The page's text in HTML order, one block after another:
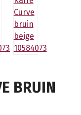
BRUIN